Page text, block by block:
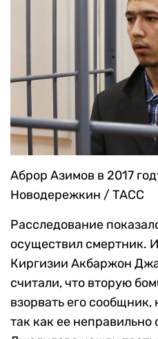
Аброр Азимов в 2017
Новодережкин / ТАСС
Расследование
осуществил смертник.
Киргизии Акбаржон
считали, что вторую
взорвать его сообщник,
так как ее